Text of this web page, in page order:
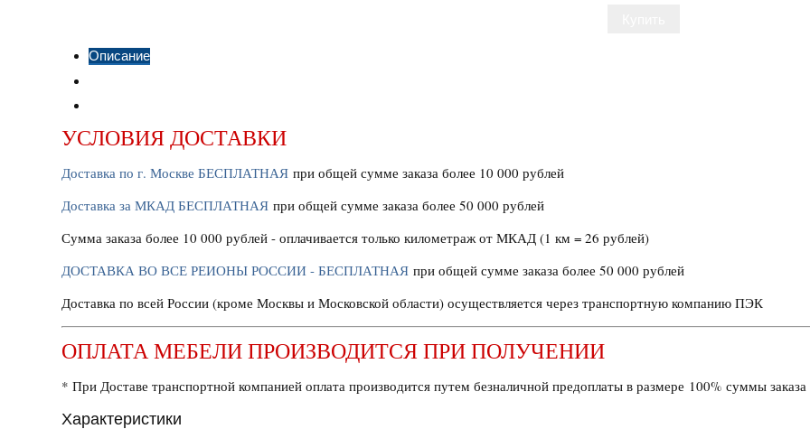
Описание
УСЛОВИЯ ДОСТАВКИ
Доставка по г. Москве БЕСПЛАТНАЯ при общей сумме заказа более 10 000 рублей
Доставка за МКАД БЕСПЛАТНАЯ при общей сумме заказа более 50 000 рублей
Сумма заказа более 10 000 рублей - оплачивается только километраж от МКАД (1 км = 26 рублей)
ДОСТАВКА ВО ВСЕ РЕИОНЫ РОССИИ - БЕСПЛАТНАЯ при общей сумме заказа более 50 000 рублей
Доставка по всей России (кроме Москвы и Московской области) осуществляется через транспортную компанию ПЭК
ОПЛАТА МЕБЕЛИ ПРОИЗВОДИТСЯ ПРИ ПОЛУЧЕНИИ
* При Доставе транспортной компанией оплата производится путем безналичной предоплаты в размере 100% суммы заказа
Характеристики